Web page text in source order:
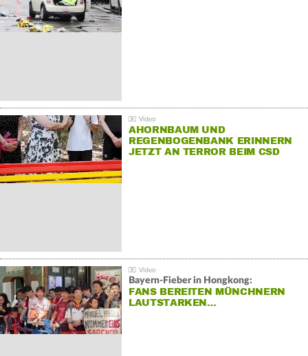
AHORNBAUM UND
REGENBOGENBANK ERINNERN
JETZT AN TERROR BEIM CSD
Bayern-Fieber in Hongkong:
FANS BEREITEN MÜNCHNERN
LAUTSTARKEN…